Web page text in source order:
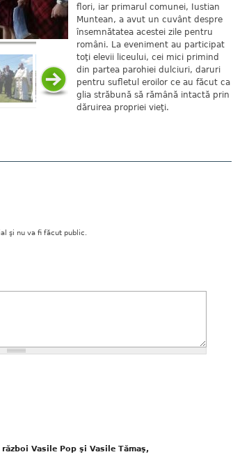
flori, iar primarul comunei, Iustian
Muntean, a avut un cuvânt despre
însemnătatea acestei zile pentru
români. La eveniment au participat
toţi elevii liceului, cei mici primind
din partea parohiei dulciuri, daruri
pentru sufletul eroilor ce au făcut ca
glia străbună să rămână intactă prin
dăruirea propriei vieţi.
şi nu va fi făcut public.
Vasile Pop şi Vasile Tămaş,